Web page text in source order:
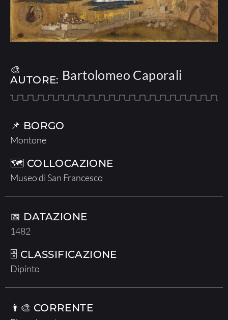
🎨
AUTORE: Bartolomeo Caporali
📌 BORGO
Montone
🗺 COLLOCAZIONE
Museo di San Francesco
📅 DATAZIONE
1482
🗄 CLASSIFICAZIONE
Dipinto
👨‍🎨 CORRENTE